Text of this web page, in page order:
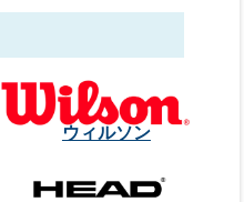
ウィルソン